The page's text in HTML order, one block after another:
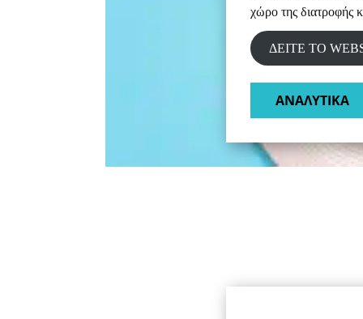
χώρο της διατροφής
ΔΕΙΤΕ ΤΟ
ΑΝΑΛΥΤΙΚΑ​